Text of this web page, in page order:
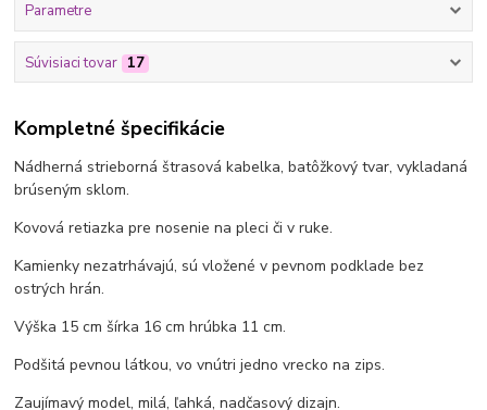
Parametre
Súvisiaci tovar 17
Kompletné špecifikácie
Nádherná strieborná štrasová kabelka, batôžkový tvar, vykladaná
brúseným sklom.
Kovová retiazka pre nosenie na pleci či v ruke.
Kamienky nezatrhávajú, sú vložené v pevnom podklade bez
ostrých hrán.
Výška 15 cm šírka 16 cm hrúbka 11 cm.
Podšitá pevnou látkou, vo vnútri jedno vrecko na zips.
Zaujímavý model, milá, ľahká, nadčasový dizajn.